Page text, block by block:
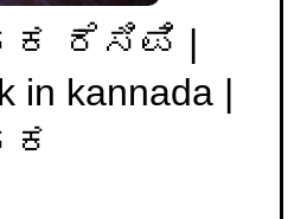
ರೆಸಿಪಿ |
in kannada |